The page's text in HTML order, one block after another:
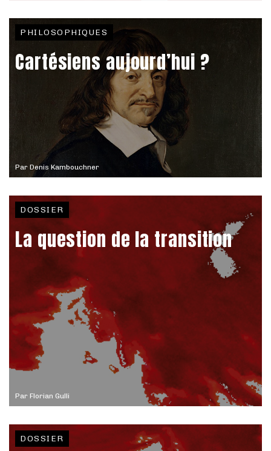
Par Denis Kambouchner
PHILOSOPHIQUES
Cartésiens aujourd’hui ?
Par Florian Gulli
DOSSIER
La question de la transition
DOSSIER